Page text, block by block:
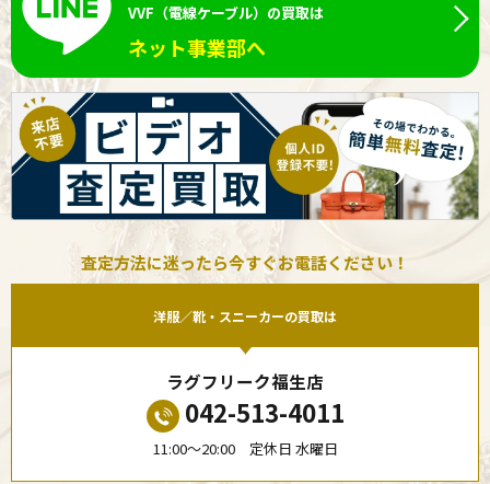
VVF（電線ケーブル）の買取は
ネット事業部へ
査定方法に迷ったら今すぐお電話ください！
洋服／靴・スニーカーの買取は
ラグフリーク福生店
042-513-4011
11:00〜20:00 定休日 水曜日